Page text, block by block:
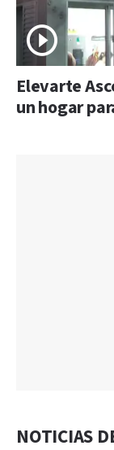
Elevarte
un hogar
NOTICIAS